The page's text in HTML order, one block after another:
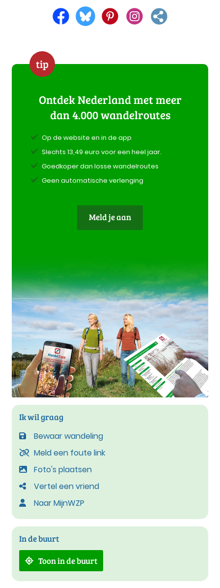
tip
Ontdek Nederland met meer
dan 4.000 wandelroutes
Op de website en in de app
Slechts 13,49 euro voor een heel jaar.
Goedkoper dan losse wandelroutes
Geen automatische verlenging
Meld je aan
Ik wil graag
Bewaar wandeling
Meld een foute link
Foto's plaatsen
Vertel een vriend
Naar MijnWZP
In de buurt
Toon in de buurt